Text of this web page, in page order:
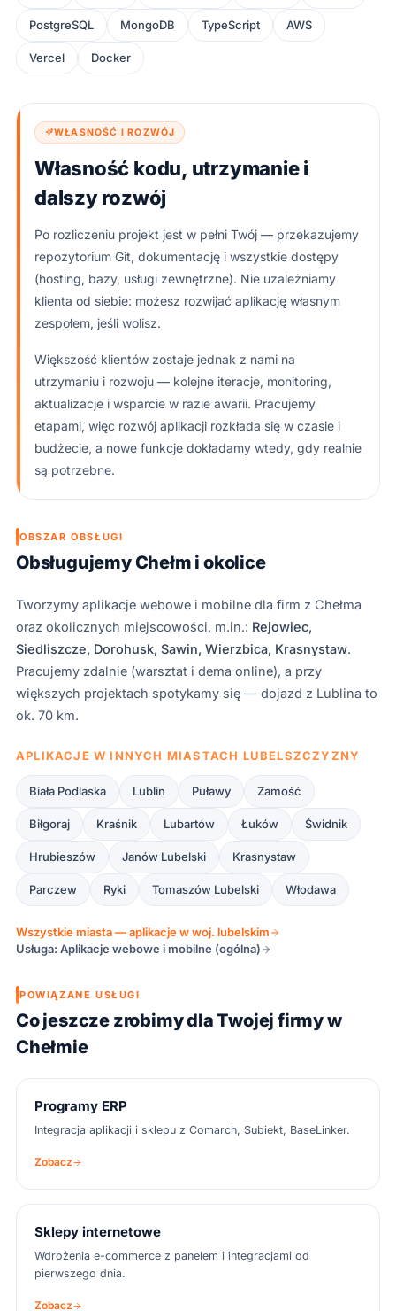
PostgreSQL MongoDB TypeScript AWS
Vercel Docker
WŁASNOŚĆ I ROZWÓJ
Własność kodu, utrzymanie i
dalszy rozwój
Po rozliczeniu projekt jest w pełni Twój — przekazujemy
repozytorium Git, dokumentację i wszystkie dostępy
(hosting, bazy, usługi zewnętrzne). Nie uzależniamy
klienta od siebie: możesz rozwijać aplikację własnym
zespołem, jeśli wolisz.
Większość klientów zostaje jednak z nami na
utrzymaniu i rozwoju — kolejne iteracje, monitoring,
aktualizacje i wsparcie w razie awarii. Pracujemy
etapami, więc rozwój aplikacji rozkłada się w czasie i
budżecie, a nowe funkcje dokładamy wtedy, gdy realnie
są potrzebne.
OBSZAR OBSŁUGI
Obsługujemy Chełm i okolice
Tworzymy aplikacje webowe i mobilne dla firm z Chełma
oraz okolicznych miejscowości, m.in.: Rejowiec,
Siedliszcze, Dorohusk, Sawin, Wierzbica, Krasnystaw.
Pracujemy zdalnie (warsztat i dema online), a przy
większych projektach spotykamy się — dojazd z Lublina to
ok. 70 km.
APLIKACJE W INNYCH MIASTACH LUBELSZCZYZNY
Biała Podlaska Lublin Puławy Zamość
Biłgoraj Kraśnik Lubartów Łuków Świdnik
Hrubieszów Janów Lubelski Krasnystaw
Parczew Ryki Tomaszów Lubelski Włodawa
Wszystkie miasta — aplikacje w woj. lubelskim
Usługa: Aplikacje webowe i mobilne (ogólna)
POWIĄZANE USŁUGI
Co jeszcze zrobimy dla Twojej firmy w
Chełmie
Programy ERP
Integracja aplikacji i sklepu z Comarch, Subiekt, BaseLinker.
Zobacz
Sklepy internetowe
Wdrożenia e-commerce z panelem i integracjami od
pierwszego dnia.
Zobacz